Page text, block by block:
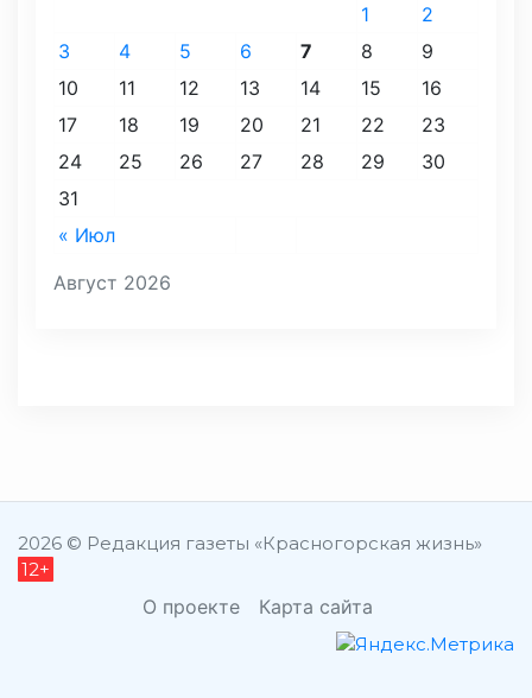
Август 2026
« Июл
1
2
3
4 5 6 7 8
9
10
11 12 13 14 15
16
17
18 19 20 21 22
23
24
25 26 27 28 29
30
31
2026 © Редакция газеты «Красногорская жизнь»
12+
О проекте Карта сайта